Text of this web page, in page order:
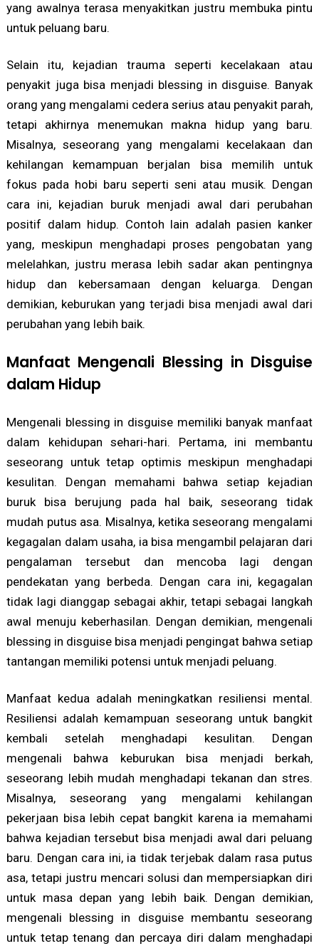
yang awalnya terasa menyakitkan justru membuka pintu
untuk peluang baru.
Selain itu, kejadian trauma seperti kecelakaan atau
penyakit juga bisa menjadi blessing in disguise. Banyak
orang yang mengalami cedera serius atau penyakit parah,
tetapi akhirnya menemukan makna hidup yang baru.
Misalnya, seseorang yang mengalami kecelakaan dan
kehilangan kemampuan berjalan bisa memilih untuk
fokus pada hobi baru seperti seni atau musik. Dengan
cara ini, kejadian buruk menjadi awal dari perubahan
positif dalam hidup. Contoh lain adalah pasien kanker
yang, meskipun menghadapi proses pengobatan yang
melelahkan, justru merasa lebih sadar akan pentingnya
hidup dan kebersamaan dengan keluarga. Dengan
demikian, keburukan yang terjadi bisa menjadi awal dari
perubahan yang lebih baik.
Manfaat Mengenali Blessing in Disguise
dalam Hidup
Mengenali blessing in disguise memiliki banyak manfaat
dalam kehidupan sehari-hari. Pertama, ini membantu
seseorang untuk tetap optimis meskipun menghadapi
kesulitan. Dengan memahami bahwa setiap kejadian
buruk bisa berujung pada hal baik, seseorang tidak
mudah putus asa. Misalnya, ketika seseorang mengalami
kegagalan dalam usaha, ia bisa mengambil pelajaran dari
pengalaman tersebut dan mencoba lagi dengan
pendekatan yang berbeda. Dengan cara ini, kegagalan
tidak lagi dianggap sebagai akhir, tetapi sebagai langkah
awal menuju keberhasilan. Dengan demikian, mengenali
blessing in disguise bisa menjadi pengingat bahwa setiap
tantangan memiliki potensi untuk menjadi peluang.
Manfaat kedua adalah meningkatkan resiliensi mental.
Resiliensi adalah kemampuan seseorang untuk bangkit
kembali setelah menghadapi kesulitan. Dengan
mengenali bahwa keburukan bisa menjadi berkah,
seseorang lebih mudah menghadapi tekanan dan stres.
Misalnya, seseorang yang mengalami kehilangan
pekerjaan bisa lebih cepat bangkit karena ia memahami
bahwa kejadian tersebut bisa menjadi awal dari peluang
baru. Dengan cara ini, ia tidak terjebak dalam rasa putus
asa, tetapi justru mencari solusi dan mempersiapkan diri
untuk masa depan yang lebih baik. Dengan demikian,
mengenali blessing in disguise membantu seseorang
untuk tetap tenang dan percaya diri dalam menghadapi